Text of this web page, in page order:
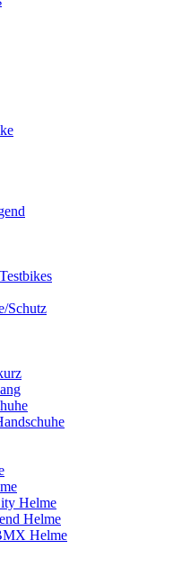
Schutz
Helme
Helme
Helme